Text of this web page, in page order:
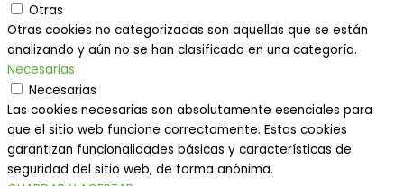
Otras
Otras cookies no categorizadas son aquellas que se están
analizando y aún no se han clasificado en una categoría.
Necesarias
Necesarias
Las cookies necesarias son absolutamente esenciales para
que el sitio web funcione correctamente. Estas cookies
garantizan funcionalidades básicas y características de
seguridad del sitio web, de forma anónima.